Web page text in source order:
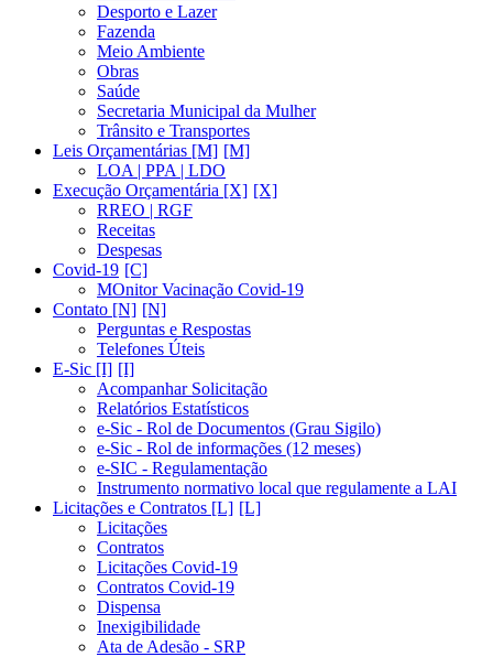
Desporto e Lazer
Fazenda
Meio Ambiente
Obras
Saúde
Secretaria Municipal da Mulher
Trânsito e Transportes
Leis Orçamentárias [M]
LOA | PPA | LDO
Execução Orçamentária [X]
RREO | RGF
Receitas
Despesas
Covid-19
MOnitor Vacinação Covid-19
Contato [N]
Perguntas e Respostas
Telefones Úteis
E-Sic [I]
Acompanhar Solicitação
Relatórios Estatísticos
e-Sic - Rol de Documentos (Grau Sigilo)
e-Sic - Rol de informações (12 meses)
e-SIC - Regulamentação
Instrumento normativo local que regulamente a LAI
Licitações e Contratos [L]
Licitações
Contratos
Licitações Covid-19
Contratos Covid-19
Dispensa
Inexigibilidade
Ata de Adesão - SRP